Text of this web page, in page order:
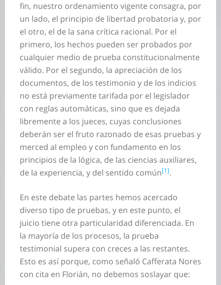
fin, nuestro ordenamiento vigente consagra, por
un lado, el principio de libertad probatoria y, por
el otro, el de la sana crítica racional. Por el
primero, los hechos pueden ser probados por
cualquier medio de prueba constitucionalmente
válido. Por el segundo, la apreciación de los
documentos, de los testimonio y de los indicios
no está previamente tarifada por el legislador
con reglas automáticas, sino que es dejada
libremente a los jueces, cuyas conclusiones
deberán ser el fruto razonado de esas pruebas y
merced al empleo y con fundamento en los
principios de la lógica, de las ciencias auxiliares,
de la experiencia, y del sentido común[1].
En este debate las partes hemos acercado
diverso tipo de pruebas, y en este punto, el
juicio tiene otra particularidad diferenciada. En
la mayoría de los procesos, la prueba
testimonial supera con creces a las restantes.
Esto es así porque, como señaló Cafferata Nores
con cita en Florián, no debemos soslayar que: